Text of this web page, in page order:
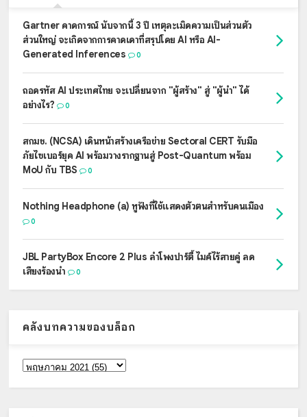
Gartner คาดการณ์ นับจากนี้ 3 ปี เหตุละเมิดความเป็นส่วนตัว
ส่วนใหญ่ จะเกิดจากการคาดเดาที่สรุปโดย AI หรือ AI-
Generated Inferences
0
ถอดรหัส AI ประเทศไทย จะเปลี่ยนจาก "ผู้สร้าง" สู่ "ผู้นำ" ได้
อย่างไร?
0
สกมช. (NCSA) เดินหน้าสร้างเครือข่าย Sectoral CERT รับมือ
ภัยไซเบอร์ยุค AI พร้อมวางรากฐานสู่ Post-Quantum พร้อม
MoU กับ TBS
0
Nothing Headphone (a) หูฟังที่ใช้แสดงตัวตนสำหรับคนเมือง
0
JBL PartyBox Encore 2 Plus ลำโพงปาร์ตี้ ไมค์ไร้สายคู่ ลด
เสียงร้องนำ
0
คลังบทความของบล็อก